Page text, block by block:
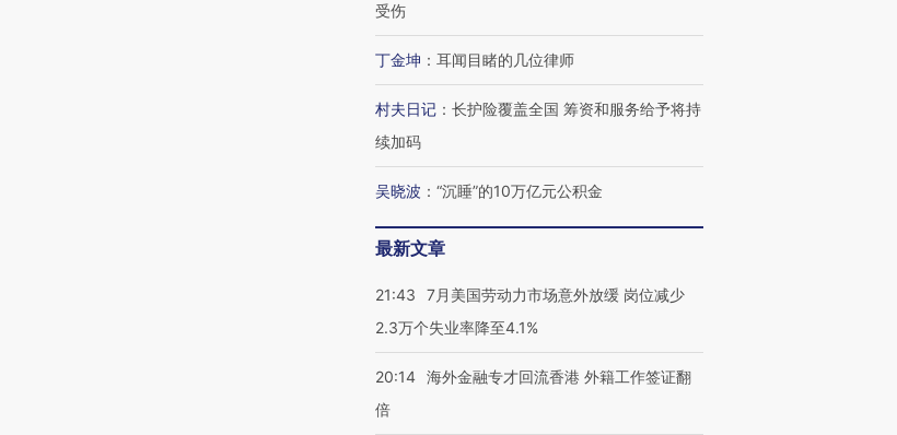
受伤
丁金坤 ： 耳闻目睹的几位律师
村夫日记 ： 长护险覆盖全国 筹资和服务给予将持
续加码
吴晓波 ： “沉睡”的10万亿元公积金
最新文章
21:43
7月美国劳动力市场意外放缓 岗位减少
2.3万个失业率降至4.1%
20:14 海外金融专才回流香港 外籍工作签证翻
倍